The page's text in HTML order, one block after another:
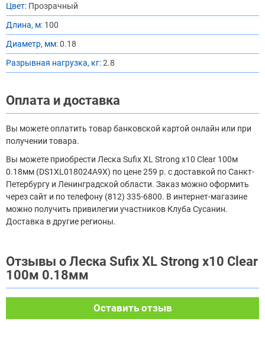
Цвет: Прозрачный
Длина, м: 100
Диаметр, мм:0.18
Разрывная нагрузка, кг:2.8
Оплата и доставка
Вы можете оплатить товар банковской картой онлайн или при
получении товара.
Вы можете приобрести Леска Sufix XL Strong x10 Clear 100м
0.18мм (DS1XL018024A9X) по цене 259 р. с доставкой по Санкт-
Петербургу и Ленинградской области. Заказ можно оформить
через сайт и по телефону (812) 335-6800. В интернет-магазине
можно получить привилегии участников Клуба Сусанин.
Доставка в другие регионы.
Отзывы о Леска Sufix XL Strong x10 Clear
100м 0.18мм
Оставить отзыв